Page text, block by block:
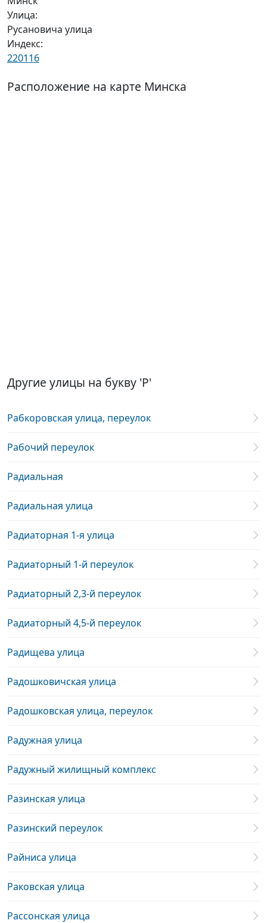
Улица:
Русановича улица
Индекс:
220116
Расположение на карте Минска
Другие улицы на букву 'Р'
Рабкоровская улица, переулок
Рабочий переулок
Радиальная
Радиальная улица
Радиаторная 1-я улица
Радиаторный 1-й переулок
Радиаторный 2,3-й переулок
Радиаторный 4,5-й переулок
Радищева улица
Радошковичская улица
Радошковская улица, переулок
Радужная улица
Радужный жилищный комплекс
Разинская улица
Разинский переулок
Райниса улица
Раковская улица
Рассонская улица